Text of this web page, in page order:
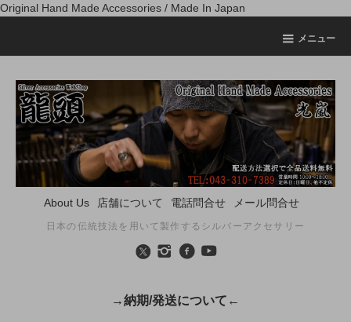
Original Hand Made Accessories / Made In Japan
メニュー
About Us 店舗について 電話問合せ メール問合せ
日本の伝統技法を用いて製作するシルバーアクセサリー
→納期/発送について←